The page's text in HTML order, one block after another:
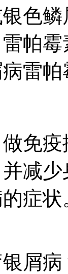
色
帕
雷
免
减
症
屑病